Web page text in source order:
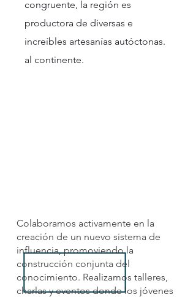
congruente, la región es
productora de diversas e
increíbles artesanías autóctonas.
al continente.
Colaboramos activamente en la
creación de un nuevo sistema de
influencia, promoviendo la
construcción conjunta del
conocimiento. Realizamos talleres,
charlas y eventos donde los jóvenes